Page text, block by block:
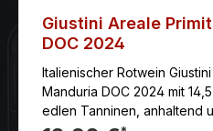
Giustini Areale
DOC 2024
Italienischer Rotwein
Manduria DOC 2024 mit
edlen Tanninen, anhaltend